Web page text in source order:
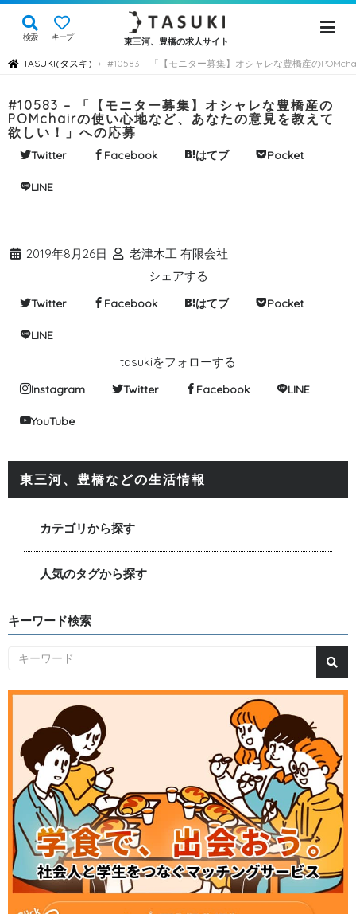
検索 キープ 東三河、豊橋の求人サイト
TASUKI(タスキ) › #10583 – 「【モニター募集】オシャレな豊橋産の
#10583 – 「【モニター募集】オシャレな豊橋産の
POMchairの使い心地など、あなたの意見を教えて
欲しい！」への応募
Twitter Facebook はてブ Pocket
LINE
2019年8月26日
老津木工 有限会社
シェアする
Twitter Facebook はてブ Pocket
LINE
tasukiをフォローする
Instagram Twitter Facebook LINE
YouTube
東三河、豊橋などの生活情報
カテゴリから探す
人気のタグから探す
キーワード検索